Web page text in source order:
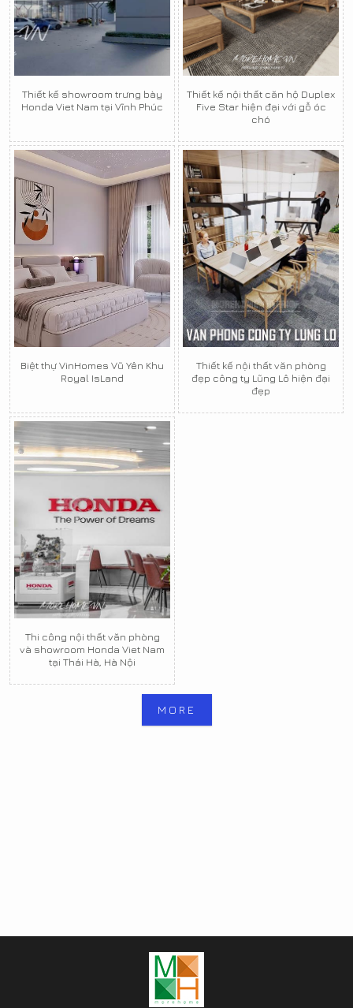
Thiết kế showroom trưng bày
Honda Viet Nam tại Vĩnh Phúc
Thiết kế nội thất căn hộ Duplex
Five Star hiện đại với gỗ óc
chó
Biệt thự VinHomes Vũ Yên Khu
Royal IsLand
Thiết kế nội thất văn phòng
đẹp công ty Lũng Lô hiện đại
đẹp
Thi công nội thất văn phòng
và showroom Honda Viet Nam
tại Thái Hà, Hà Nội
MORE